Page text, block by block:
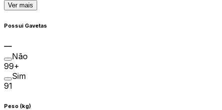
Ver mais
Possui Gavetas
Não
99+
Sim
91
Peso (kg)